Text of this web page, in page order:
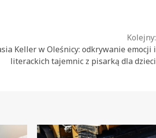
Kolejny:
Keller w Oleśnicy: odkrywanie emocji i
literackich tajemnic z pisarką dla dzieci